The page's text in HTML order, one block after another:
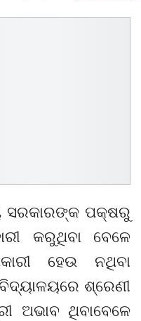
ସରକାରଙ୍କ ପକ୍ଷରୁ
କରୁଥିବା ବେଳେ
ହେଉ ନଥିବା
ଶ୍ରେଣୀ
ଅଭାବ ଥିବାବେଳେ